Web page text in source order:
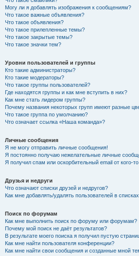
Могу ли я добавлять изображения к сообщениям?
Что такое важные объявления?
Что такое объявления?
Что такое прилепленные темы?
Что такое закрытые темы?
Что такое значки тем?
Уровни пользователей и группы
Кто такие администраторы?
Кто такие модераторы?
Что такое группы пользователей?
Где находятся группы и как мне вступить в них?
Как мне стать лидером группы?
Почему названия некоторых групп имеют разные
Что такое группа по умолчанию?
Что означает ссылка «Наша команда»?
Личные сообщения
Я не могу отправить личные сообщения!
Я постоянно получаю нежелательные личные
Я получил спам или оскорбительный email от кого-
Друзья и недруги
Что означают списки друзей и недругов?
Как мне добавлять/удалять пользователей в
Поиск по форумам
Как мне выполнить поиск по форуму или форумам?
Почему мой поиск не даёт результатов?
В результате моего поиска я получил пустую
Как мне найти пользователя конференции?
Как мне найти свои сообщения и созданные мной